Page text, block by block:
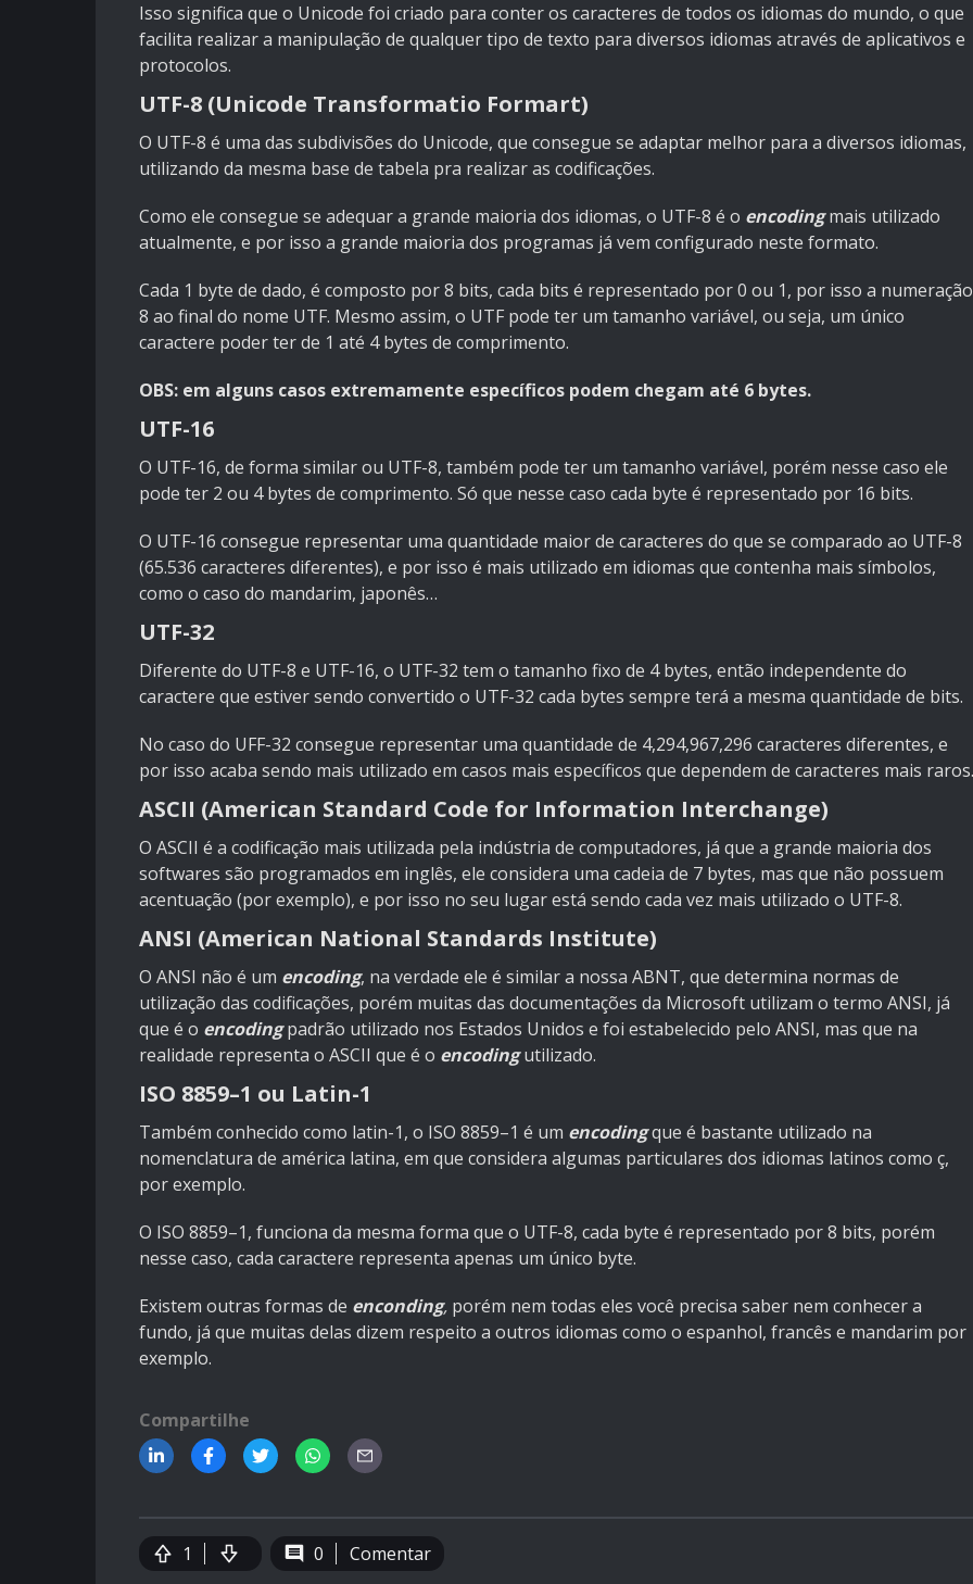
Isso significa que o Unicode foi criado para conter os caracteres de todos os idiomas do mundo, o que
facilita realizar a manipulação de qualquer tipo de texto para diversos idiomas através de aplicativos e
protocolos.
UTF-8 (Unicode Transformatio Formart)
O UTF-8 é uma das subdivisões do Unicode, que consegue se adaptar melhor para a diversos idiomas,
utilizando da mesma base de tabela pra realizar as codificações.
Como ele consegue se adequar a grande maioria dos idiomas, o UTF-8 é o encodingmais utilizado
atualmente, e por isso a grande maioria dos programas já vem configurado neste formato.
Cada 1 byte de dado, é composto por 8 bits, cada bits é representado por 0 ou 1, por isso a numeração
8 ao final do nome UTF. Mesmo assim, o UTF pode ter um tamanho variável, ou seja, um único
caractere poder ter de 1 até 4 bytes de comprimento.
OBS: em alguns casos extremamente específicos podem chegam até 6 bytes.
UTF-16
O UTF-16, de forma similar ou UTF-8, também pode ter um tamanho variável, porém nesse caso ele
pode ter 2 ou 4 bytes de comprimento. Só que nesse caso cada byte é representado por 16 bits.
O UTF-16 consegue representar uma quantidade maior de caracteres do que se comparado ao UTF-8
(65.536 caracteres diferentes), e por isso é mais utilizado em idiomas que contenha mais símbolos,
como o caso do mandarim, japonês…
UTF-32
Diferente do UTF-8 e UTF-16, o UTF-32 tem o tamanho fixo de 4 bytes, então independente do
caractere que estiver sendo convertido o UTF-32 cada bytes sempre terá a mesma quantidade de bits.
No caso do UFF-32 consegue representar uma quantidade de 4,294,967,296 caracteres diferentes, e
por isso acaba sendo mais utilizado em casos mais específicos que dependem de caracteres mais raros.
ASCII (American Standard Code for Information Interchange)
O ASCII é a codificação mais utilizada pela indústria de computadores, já que a grande maioria dos
softwares são programados em inglês, ele considera uma cadeia de 7 bytes, mas que não possuem
acentuação (por exemplo), e por isso no seu lugar está sendo cada vez mais utilizado o UTF-8.
ANSI (American National Standards Institute)
O ANSI não é um encoding, na verdade ele é similar a nossa ABNT, que determina normas de
utilização das codificações, porém muitas das documentações da Microsoft utilizam o termo ANSI, já
que é o encodingpadrão utilizado nos Estados Unidos e foi estabelecido pelo ANSI, mas que na
realidade representa o ASCII que é o encodingutilizado.
ISO 8859–1 ou Latin-1
Também conhecido como latin-1, o ISO 8859–1 é um encodingque é bastante utilizado na
nomenclatura de américa latina, em que considera algumas particulares dos idiomas latinos como ç,
por exemplo.
O ISO 8859–1, funciona da mesma forma que o UTF-8, cada byte é representado por 8 bits, porém
nesse caso, cada caractere representa apenas um único byte.
Existem outras formas de enconding, porém nem todas eles você precisa saber nem conhecer a
fundo, já que muitas delas dizem respeito a outros idiomas como o espanhol, francês e mandarim por
exemplo.
Compartilhe
1 0 Comentar